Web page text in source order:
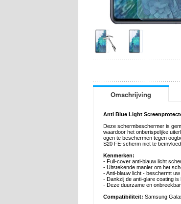
Omschrijving
Anti Blue Light
Deze schermbeschermer is
waardoor het onberispelijke
ogen te beschermen tegen
S20 FE-scherm niet te
Kenmerken:
- Full-cover anti-blauw licht
- Uitstekende manier om het
- Anti-blauw licht - beschermt
- Dankzij de anti-glare coating
- Deze duurzame en
Compatibiliteit: Samsung